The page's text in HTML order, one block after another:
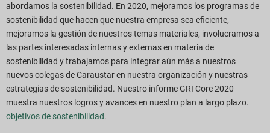
Descargas de informes
abordamos la sostenibilidad. En 2020, mejoramos los programas de
sostenibilidad que hacen que nuestra empresa sea eficiente,
mejoramos la gestión de nuestros temas materiales, involucramos a
las partes interesadas internas y externas en materia de
sostenibilidad y trabajamos para integrar aún más a nuestros
nuevos colegas de Caraustar en nuestra organización y nuestras
estrategias de sostenibilidad. Nuestro informe GRI Core 2020
muestra nuestros logros y avances en nuestro plan a largo plazo.
objetivos de sostenibilidad.